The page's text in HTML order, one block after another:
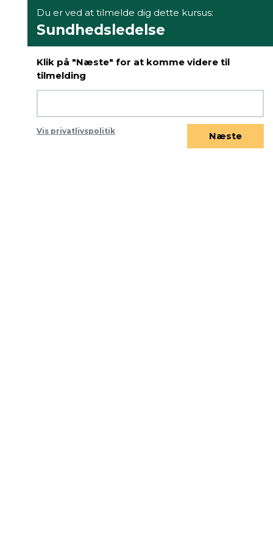
Du er ved at tilmelde dig dette kursus:
Sundhedsledelse
Klik på "Næste" for at komme videre til
tilmelding
Vis privatlivspolitik